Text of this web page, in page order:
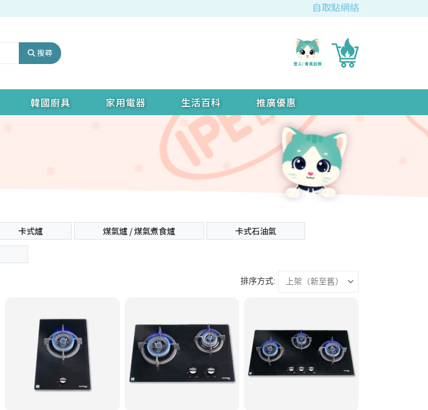
自取點網絡
搜尋
韓國廚具 家用電器 生活百科 推廣優惠
卡式爐 煤氣爐 / 煤氣煮食爐
卡式石油氣
排序方式: